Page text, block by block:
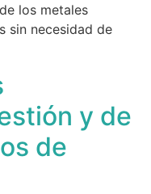
los metales
sin necesidad de
y de
de